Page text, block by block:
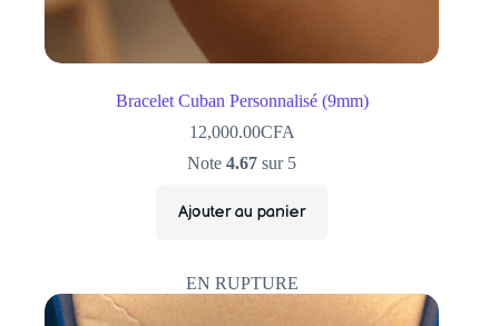
Bracelet Cuban Personnalisé (9mm)
12,000.00CFA
Note4.67 sur 5
Ajouter au panier
EN RUPTURE